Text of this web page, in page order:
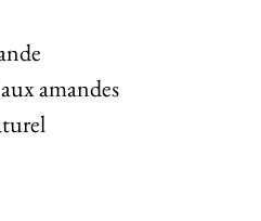
amandes